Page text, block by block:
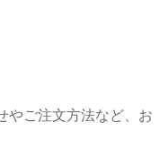
やご注文方法など、お